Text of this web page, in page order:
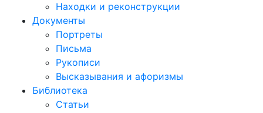
Находки и реконструкции
Документы
Портреты
Письма
Рукописи
Высказывания и афоризмы
Библиотека
Статьи